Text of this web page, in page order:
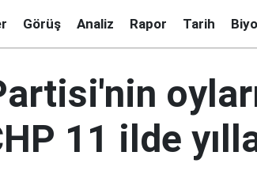
Görüş Analiz Rapor Tarih
11 ilde